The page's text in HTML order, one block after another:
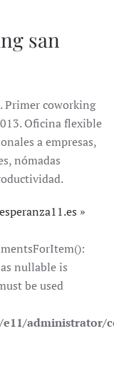
san
. Primer coworking
Oficina flexible
a empresas,
nómadas
nullable is
be used
e11/